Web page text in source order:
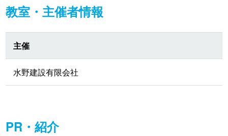
教室・主催者情報
主催
水野建設有限会社
PR・紹介